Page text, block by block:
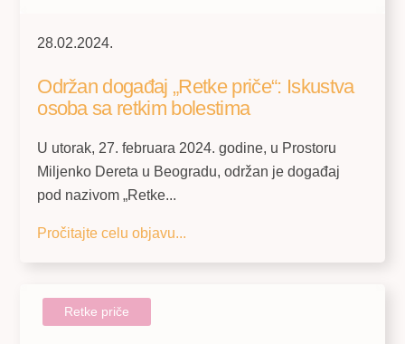
28.02.2024.
Održan događaj „Retke priče“: Iskustva
osoba sa retkim bolestima
U utorak, 27. februara 2024. godine, u Prostoru
Miljenko Dereta u Beogradu, održan je događaj
pod nazivom „Retke...
Pročitajte celu objavu...
Retke priče